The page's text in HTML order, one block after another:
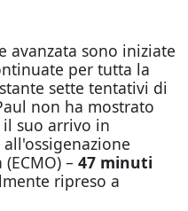
avanzata sono iniziate
per tutta la
sette tentativi di
non ha mostrato
suo arrivo in
– 47 minuti
ripreso a